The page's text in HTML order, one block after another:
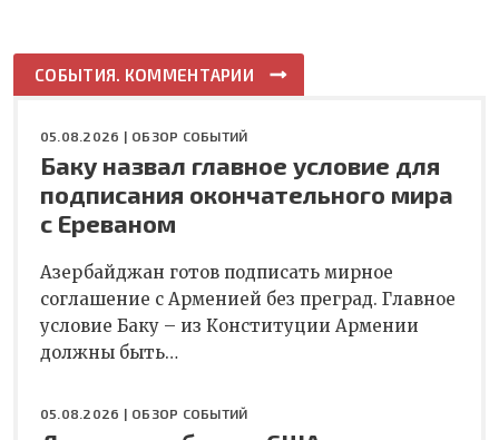
СОБЫТИЯ. КОММЕНТАРИИ
05.08.2026 | ОБЗОР СОБЫТИЙ
Баку назвал главное условие для
подписания окончательного мира
с Ереваном
Азербайджан готов подписать мирное
соглашение с Арменией без преград. Главное
условие Баку – из Конституции Армении
должны быть…
05.08.2026 | ОБЗОР СОБЫТИЙ